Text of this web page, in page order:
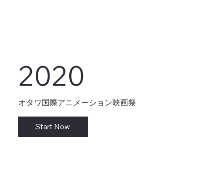
2020
オタワ国際アニメーション映画祭
Start Now